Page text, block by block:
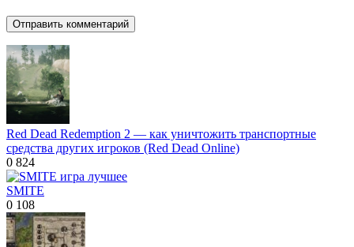
Red Dead Redemption 2 — как уничтожить транспортные
средства других игроков (Red Dead Online)
0 824
SMITE
0 108